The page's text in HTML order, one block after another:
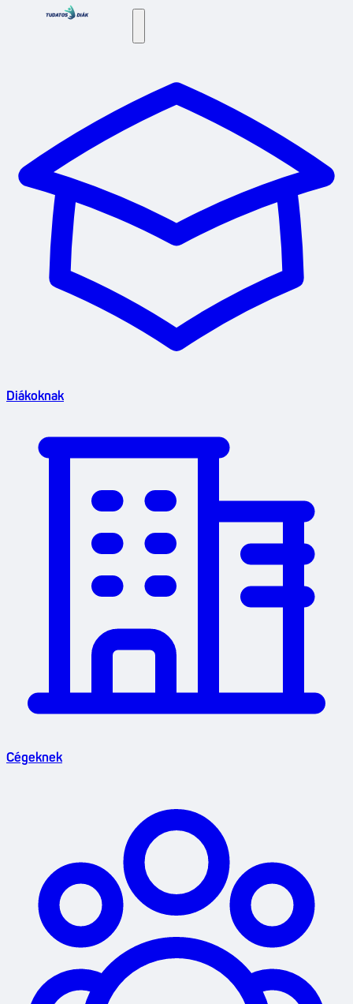
Diákoknak
Cégeknek